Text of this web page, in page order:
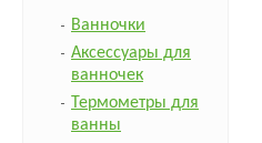
Ванночки
Аксессуары для
ванночек
Термометры для
ванны